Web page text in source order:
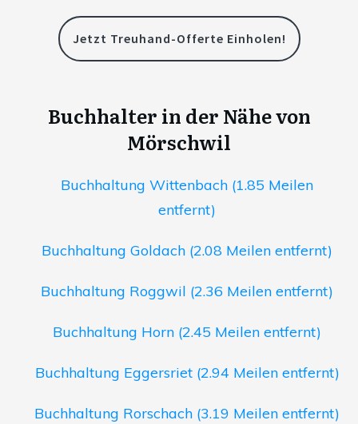
Jetzt Treuhand-Offerte Einholen!
Buchhalter in der Nähe von
Mörschwil
Buchhaltung Wittenbach (1.85 Meilen
entfernt)
Buchhaltung Goldach (2.08 Meilen entfernt)
Buchhaltung Roggwil (2.36 Meilen entfernt)
Buchhaltung Horn (2.45 Meilen entfernt)
Buchhaltung Eggersriet (2.94 Meilen entfernt)
Buchhaltung Rorschach (3.19 Meilen entfernt)